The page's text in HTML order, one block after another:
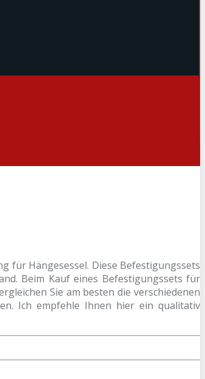
für Hängesessel. Diese Befestigungssets
Beim Kauf eines Befestigungssets für
Sie am besten die verschiedenen
Ich empfehle Ihnen hier ein qualitativ